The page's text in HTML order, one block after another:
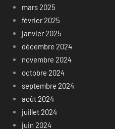
mars 2025
février 2025
janvier 2025
décembre 2024
novembre 2024
octobre 2024
septembre 2024
août 2024
juillet 2024
juin 2024